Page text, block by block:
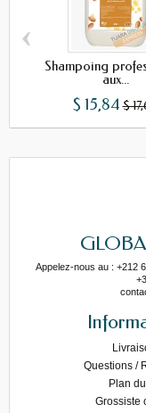
Shampoing
aux...
$ 15,84 $
‹
Appelez-nous au : +212
Questions /
Plan
Grossiste